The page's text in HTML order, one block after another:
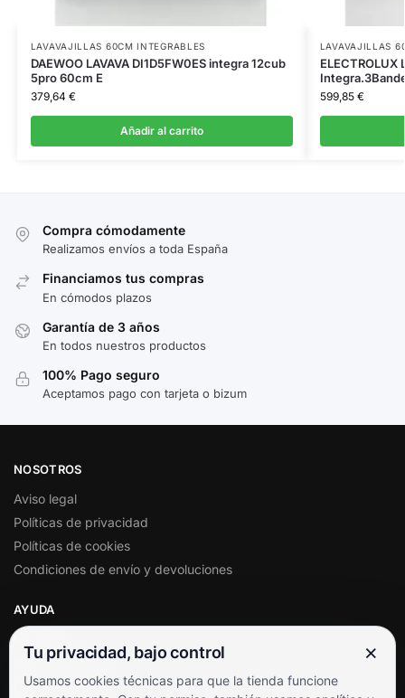
LAVAVAJILLAS 60CM INTEGRABLES
DAEWOO LAVAVA DI1D5FW0ES integra 12cub
5pro 60cm E
379,64 €
Añadir al carrito
LAVAVAJILLAS
ELECTROLUX
599,85 €
Compra cómodamente
Realizamos envíos a toda España
Financiamos tus compras
En cómodos plazos
Garantía de 3 años
En todos nuestros productos
100% Pago seguro
Aceptamos pago con tarjeta o bizum
NOSOTROS
Aviso legal
Políticas de privacidad
Políticas de cookies
Condiciones de envío y devoluciones
AYUDA
Soporte al cliente
Contacto
Tu privacidad, bajo control ×
Usamos cookies técnicas para que la tienda funcione